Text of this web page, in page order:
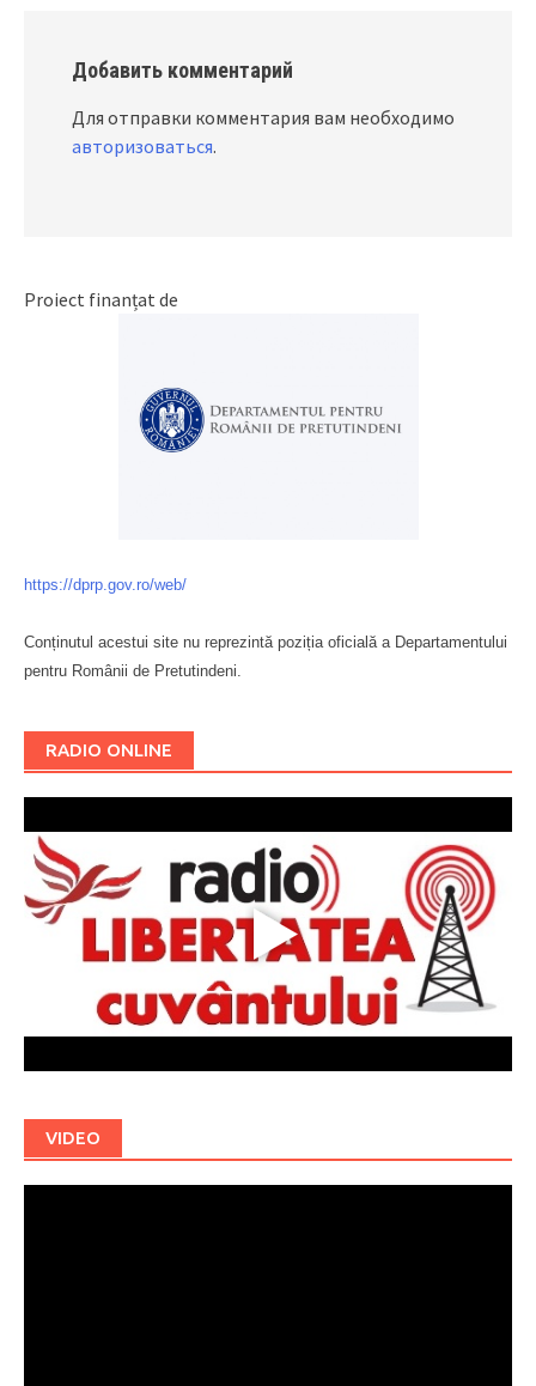
Добавить комментарий
Для отправки комментария вам необходимо
авторизоваться.
Proiect finanțat de
https://dprp.gov.ro/web/
Conținutul acestui site nu reprezintă poziția oficială a Departamentului
pentru Românii de Pretutindeni.
RADIO ONLINE
VIDEO